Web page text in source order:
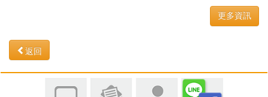
登、訂房系統、客房委託旅行社銷售，全面優惠中....
更多資訊
返回